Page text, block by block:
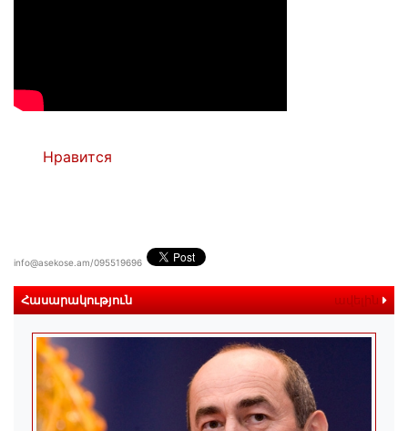
Нравится
info@asekose.am/095519696
Հասարակություն ավելին